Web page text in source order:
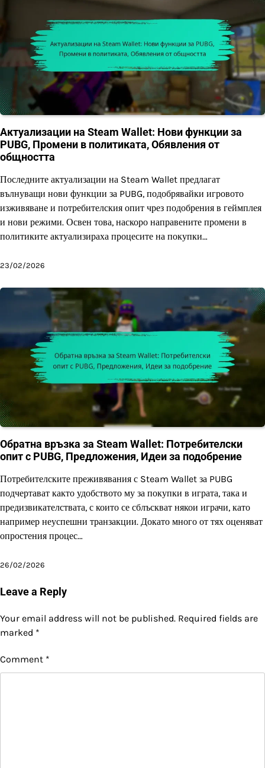
Актуализации на Steam Wallet: Нови функции за
PUBG, Промени в политиката, Обявления от
общността
Последните актуализации на Steam Wallet предлагат
вълнуващи нови функции за PUBG, подобрявайки игровото
изживяване и потребителския опит чрез подобрения в геймплея
и нови режими. Освен това, наскоро направените промени в
политиките актуализираха процесите на покупки…
23/02/2026
Обратна връзка за Steam Wallet: Потребителски
опит с PUBG, Предложения, Идеи за подобрение
Потребителските преживявания с Steam Wallet за PUBG
подчертават както удобството му за покупки в играта, така и
предизвикателствата, с които се сблъскват някои играчи, като
например неуспешни транзакции. Докато много от тях оценяват
опростения процес…
26/02/2026
Leave a Reply
Your email address will not be published. Required fields are
marked *
Comment *